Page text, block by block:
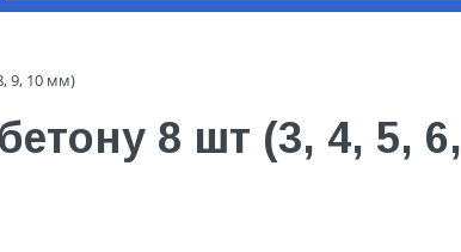
9, 10 мм)
8 шт (3, 4, 5, 6,